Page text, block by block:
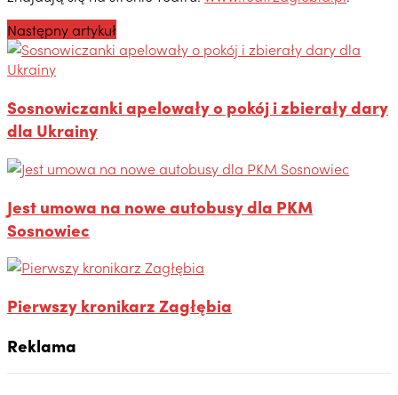
Następny artykuł
Sosnowiczanki apelowały o pokój i zbierały dary
dla Ukrainy
Jest umowa na nowe autobusy dla PKM
Sosnowiec
Pierwszy kronikarz Zagłębia
Reklama